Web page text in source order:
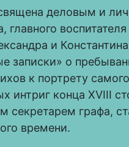
деловым и
главного
и
записки» о
к портрету
интриг конца XVIII
секретарем графа,
времени.